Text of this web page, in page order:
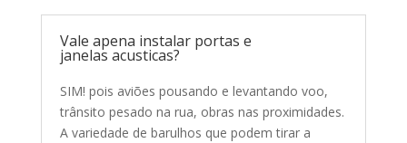
Vale apena instalar portas e
janelas acusticas?
SIM! pois aviões pousando e levantando voo,
trânsito pesado na rua, obras nas proximidades.
A variedade de barulhos que podem tirar a